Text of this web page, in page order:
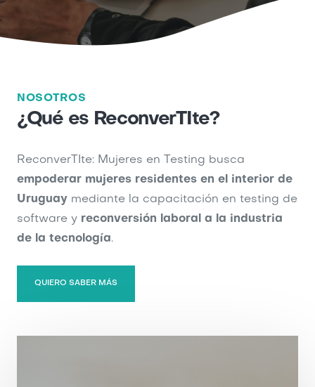
NOSOTROS
¿Qué es ReconverTIte?
ReconverTIte: Mujeres en Testing busca
empoderar mujeres residentes en el interior de
Uruguay mediante la capacitación en testing de
software y reconversión laboral a la industria
de la tecnología.
QUIERO SABER MÁS